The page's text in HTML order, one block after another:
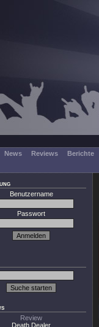
News Reviews Berichte
Benutzername
Passwort
Review
Death Dealer